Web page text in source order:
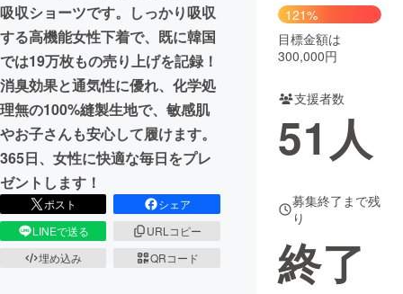
CAMPFIRE for Social Good
CAMPFIRE Creation
CAMPFIREふるさと納税 machi-ya コミュニティ
吸収ショーツです。しっかり吸収
する高機能女性下着で、既に韓国
では19万枚もの売り上げを記録！
消臭効果と通気性に優れ、化学処
理無の100%縫製生地で、敏感肌
やお子さんも安心して履けます。
365日、女性に快適な毎日をプレ
ゼントします！
ポスト
シェア
LINEで送る
URLコピー
埋め込み
QRコード
121%
目標金額は
300,000円
支援者数
51 人
募集終了まで残
り
終了